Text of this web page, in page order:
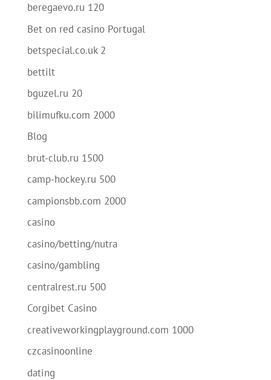
beregaevo.ru 120
Bet on red casino Portugal
betspecial.co.uk 2
bettilt
bguzel.ru 20
bilimufku.com 2000
Blog
brut-club.ru 1500
camp-hockey.ru 500
campionsbb.com 2000
casino
casino/betting/nutra
casino/gambling
centralrest.ru 500
Corgibet Casino
creativeworkingplayground.com 1000
czcasinoonline
dating